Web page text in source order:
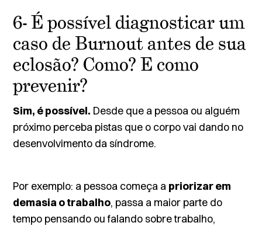
6- É possível diagnosticar um
caso de Burnout antes de sua
eclosão? Como? E como
prevenir?
Sim, é possível. Desde que a pessoa ou alguém
próximo perceba pistas que o corpo vai dando no
desenvolvimento da síndrome.
Por exemplo: a pessoa começa a priorizar em
demasia o trabalho, passa a maior parte do
tempo pensando ou falando sobre trabalho,